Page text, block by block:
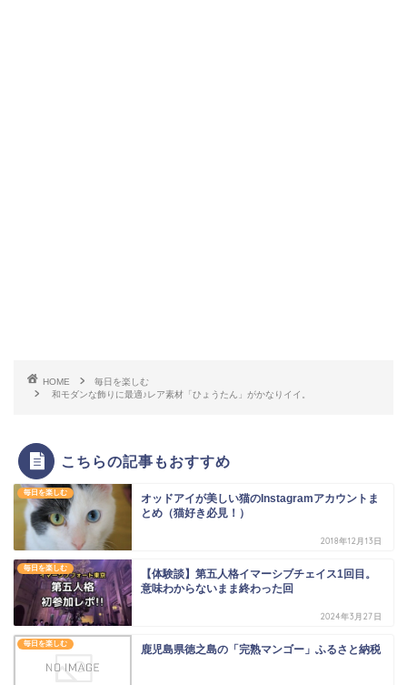
HOME
毎日を楽しむ
和モダンな飾りに最適♪レア素材「ひょうたん」がかなりイイ。
こちらの記事もおすすめ
毎日を楽しむ
オッドアイが美しい猫のInstagramアカウントま
とめ（猫好き必見！）
2018年12月13日
毎日を楽しむ
【体験談】第五人格イマーシブチェイス1回目。
意味わからないまま終わった回
2024年3月27日
毎日を楽しむ 鹿児島県徳之島の「完熟マンゴー」ふるさと納税